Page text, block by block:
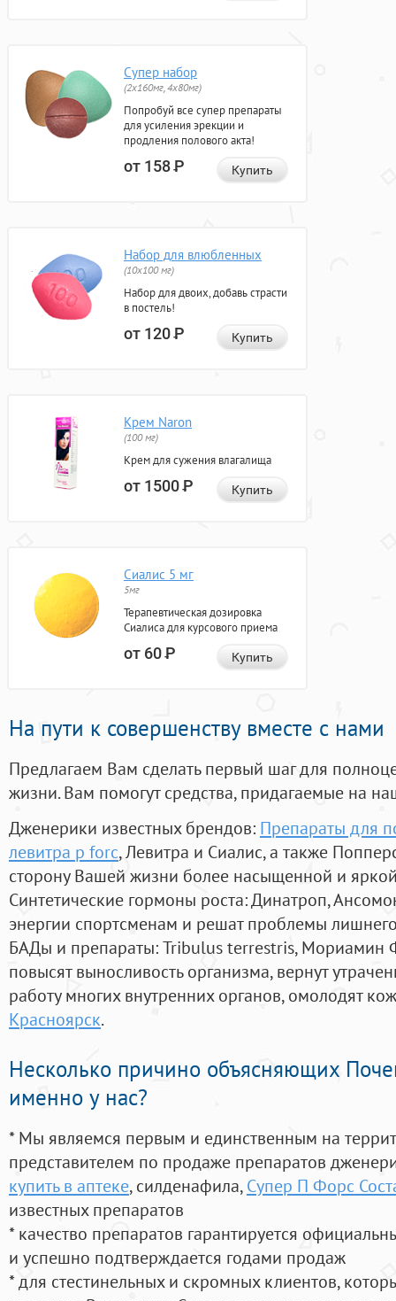
Супер набор
(2х160мг, 4х80мг)
Попробуй все супер препараты
для усиления эрекции и
продления полового акта!
от 158Р Купить
Набор для влюбленных
(10х100 мг)
Набор для двоих, добавь страсти
в постель!
от 120Р Купить
Крем Naron
(100 мг)
Крем для сужения влагалища
от 1500Р Купить
Сиалис 5 мг
5мг
Терапевтическая дозировка
Сиалиса для курсового приема
от 60Р Купить
На пути к совершенству вместе с нами
Предлагаем Вам сделать первый шаг для
жизни. Вам помогут средства, придагаемые на
Дженерики известных брендов: Препараты для
левитра p forc, Левитра и Сиалис, а также
сторону Вашей жизни более насыщенной и
Синтетические гормоны роста: Динатроп,
энергии спортсменам и решат проблемы
БАДы и препараты:Tribulus terrestris, Мориамин
повысят выносливость организма, вернут
работу многих внутренних органов, омолодят
Красноярск.
Несколько причино объясняющих
именно у нас?
* Мы являемся первым и единственным на
представителем по продаже препаратов
купить в аптеке, силденафила, Супер П Форс
известных препаратов
* качество препаратов гарантируется
и успешно подтверждается годами продаж
* для стестинельных и скромных клиентов,